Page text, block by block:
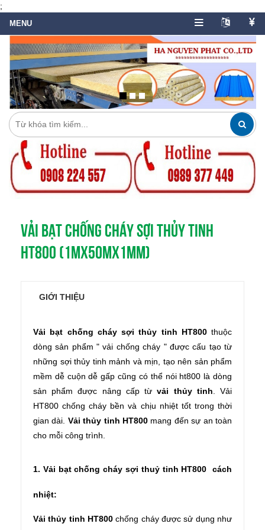
;
VẢI BẠT CHỐNG CHÁY SỢI THỦY TINH
HT800 (1MX50MX1MM)
GIỚI THIỆU
Vải bạt chống cháy sợi thủy tinh HT800thuộc
dòng sản phẩm "vải chống cháy " được cấu tạo từ
những sợi thủy tinh mảnh và mịn, tạo nên sản phẩm
mềm dễ cuộn dễ gấp cũng có thể nói ht800 là dòng
sản phẩm được nâng cấp từvải thủy tinh . Vải
HT800 chống cháy bền và chịu nhiệt tốt trong thời
gian dài. Vải thủy tinh HT800 mang đến sự an toàn
cho mỗi công trình.
1. Vải bạt chống cháy sợi thuỷ tinh HT800 cách
nhiệt:
Vải thủy tinh HT800 chống cháy được sử dụng như